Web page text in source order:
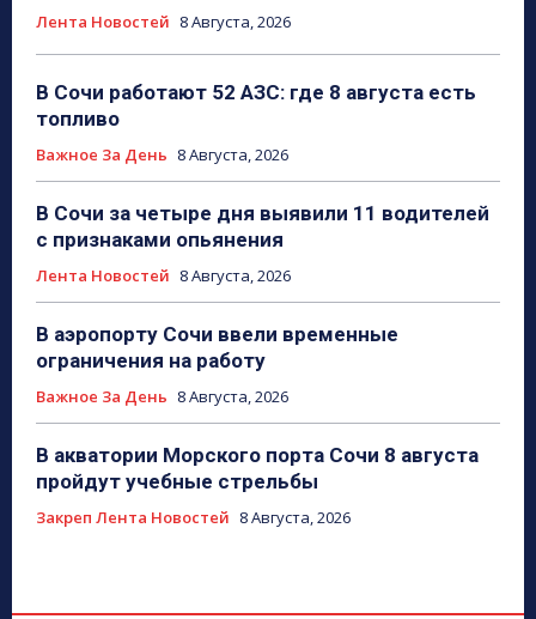
Лента Новостей 8 Августа, 2026
В Сочи работают 52 АЗС: где 8 августа есть
топливо
Важное За День 8 Августа, 2026
В Сочи за четыре дня выявили 11 водителей
с признаками опьянения
Лента Новостей 8 Августа, 2026
В аэропорту Сочи ввели временные
ограничения на работу
Важное За День 8 Августа, 2026
В акватории Морского порта Сочи 8 августа
пройдут учебные стрельбы
Закреп Лента Новостей 8 Августа, 2026